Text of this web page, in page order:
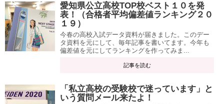
愛知県公立高校TOP校ベスト１０を発
表！（合格者平均偏差値ランキング２０
１９）
今春の高校入試データ資料が届きました。このデー
タ資料を元にして、毎年記事を書いてます。今年も
偏差値を元にしてランキングを作ってみま...
記事を読む
「私立高校の受験校で迷っています」と
いう質問メール来たよ！